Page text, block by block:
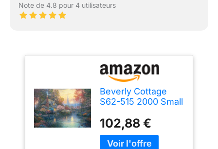
Note de 4.8 pour 4 utilisateurs
Beverly Cottage
S62-515 2000 Small
Piece (Japan
Import)
102,88 €